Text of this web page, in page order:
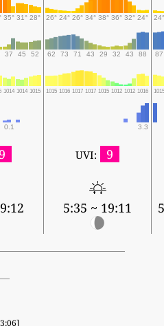
35° 31° 28° 26° 24° 26° 34° 38° 36° 32° 24° 24°
37 45 52 62 73 71 43 29 32 43 88 87
1014 1014 1015 1015 1016 1017 1017 1015 1012 1012 1016 1015
0.1 3.3
9 UVI: 9
5:35 ~ 19:11